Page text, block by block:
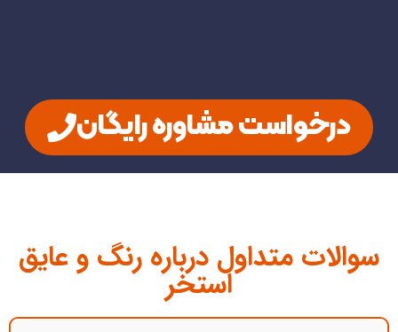
درخواست مشاوره رایگان
سوالات متداول درباره رنگ و عایق
استخر